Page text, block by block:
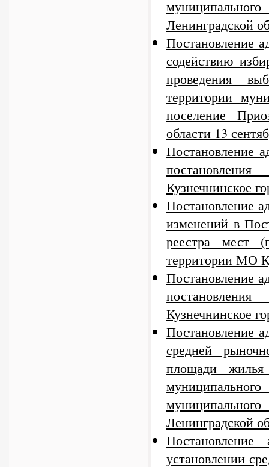
Ленинградской
Постановление
содействию
проведения
территории
поселение
области 13
Постановление
Кузнечнинское
Постановление
изменений в
реестра мест
территории МО
Постановление
Кузнечнинское
Постановление
средней
площади
Ленинградской
установлении